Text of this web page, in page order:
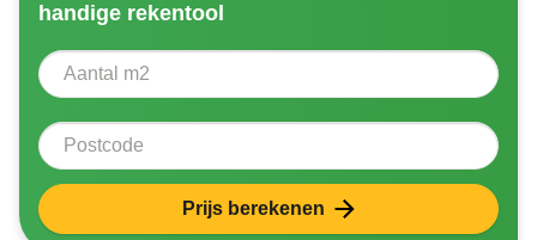
handige rekentool
Aantal vierkante meter
Postcode
Prijs berekenen